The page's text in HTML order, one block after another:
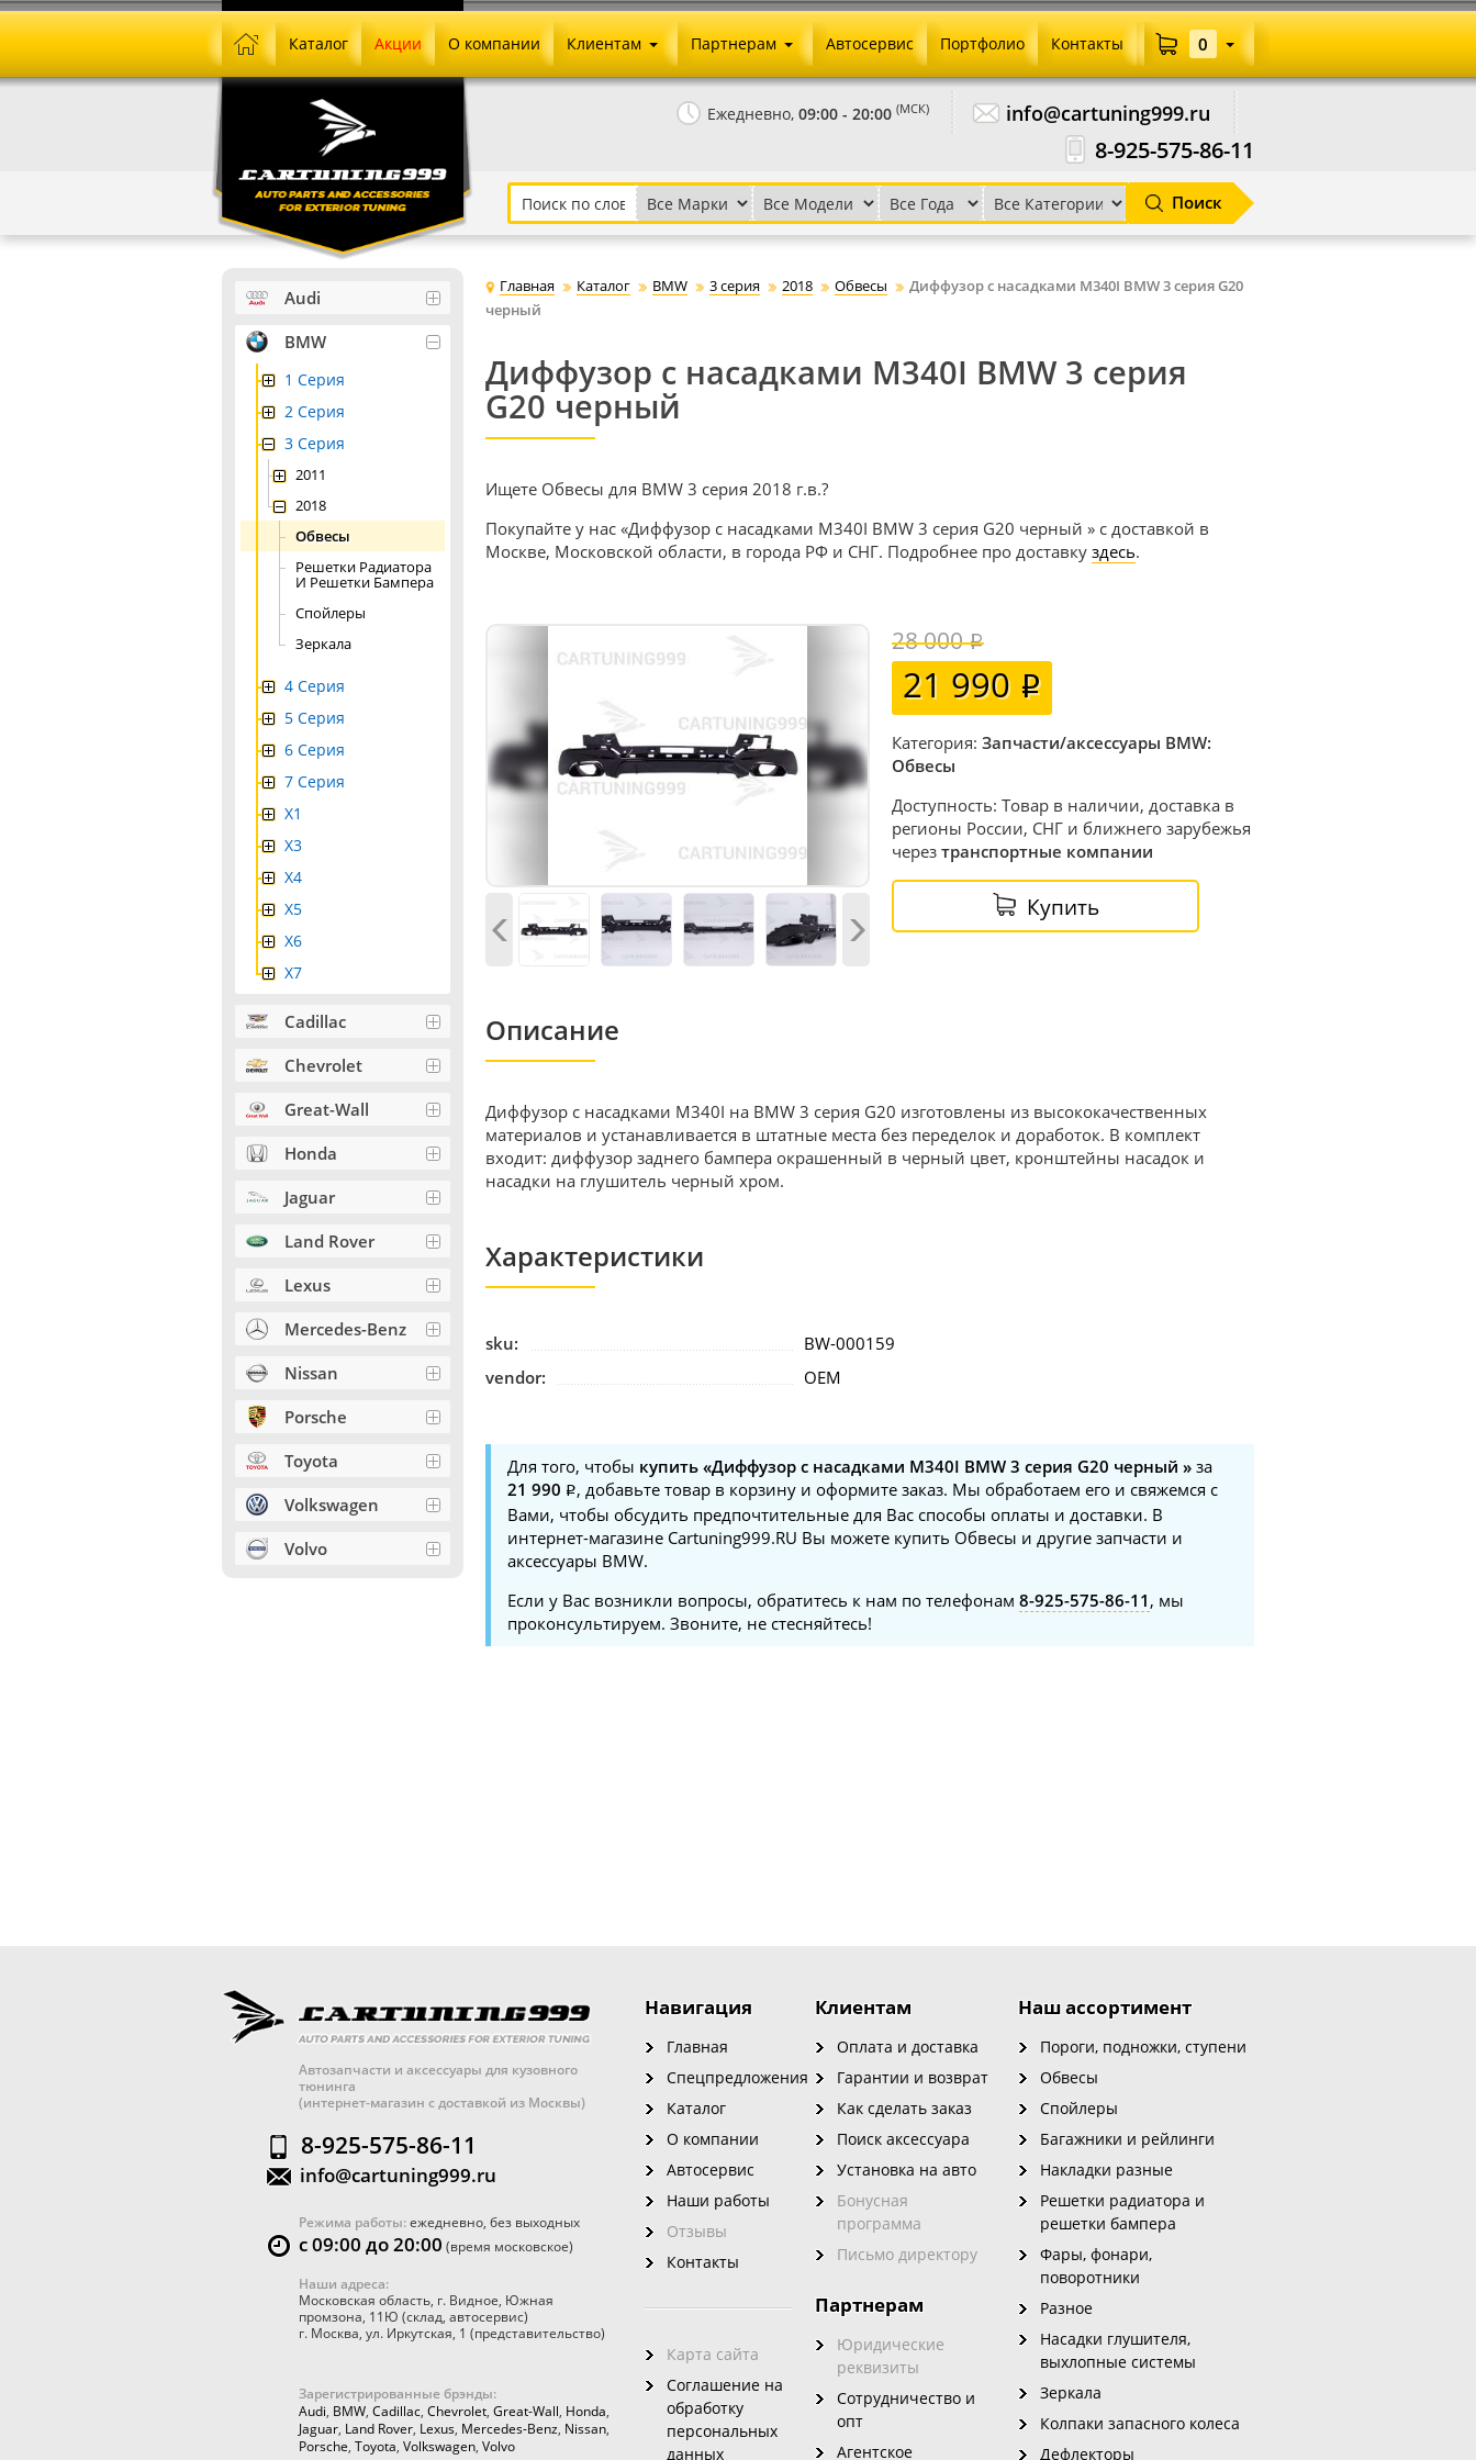
Ежедневно, 09:00 - 20:00 (МСК) info@cartuning999.ru
8-925-575-86-11
Поиск
Каталог Акции О компании Клиентам
Как сделать заказ
Установка на авто
Письмо директору
Партнерам
Агентское вознаграждение
Скачать прайс
Автосервис Портфолио Контакты 0
Главная Каталог BMW 3 серия 2018 Обвесы
Диффузор с насадками M340I BMW 3 серия G20
черный
Диффузор с насадками M340I BMW 3 серия
G20 черный
Ищете Обвесы для BMW 3 серия 2018 г.в.?
Покупайте у нас «Диффузор с насадками M340I BMW 3 серия G20 черный » с доставкой в
Москве, Московской области, в города РФ и СНГ. Подробнее про доставку здесь.
28 000
21 990
Категория: Запчасти/аксессуары BMW:
Обвесы
Доступность: Товар в наличии, доставка в
регионы России, СНГ и ближнего зарубежья
через транспортные компании
Купить
Описание
Диффузор с насадками M340I на BMW 3 серия G20 изготовлены из высококачественных
материалов и устанавливается в штатные места без переделок и доработок. В комплект
входит: диффузор заднего бампера окрашенный в черный цвет, кронштейны насадок и
насадки на глушитель черный хром.
Характеристики
sku:
BW-000159
vendor:
OEM
Для того, чтобы купить «Диффузор с насадками M340I BMW 3 серия G20 черный » за
21 990
, добавьте товар в корзину и оформите заказ. Мы обработаем его и свяжемся с
Вами, чтобы обсудить предпочтительные для Вас способы оплаты и доставки. В
интернет-магазине Cartuning999.RU Вы можете купить Обвесы и другие запчасти и
аксессуары BMW.
Если у Вас возникли вопросы, обратитесь к нам по телефонам 8-925-575-86-11 , мы
проконсультируем. Звоните, не стесняйтесь!
Audi
BMW
1 Серия
2 Серия
3 Серия
2011
2018
Обвесы
Решетки Радиатора
И Решетки Бампера
Спойлеры
Зеркала
4 Серия
5 Серия
6 Серия
7 Серия
X1
X3
X4
Х5
X6
X7
Cadillac
Chevrolet
Great-Wall
Honda
Jaguar
Land Rover
Lexus
Mercedes-Benz
Nissan
Porsche
Toyota
Volkswagen
Volvo
Автозапчасти и аксессуары для кузовного
тюнинга
(интернет-магазин с доставкой из Москвы)
8-925-575-86-11
info@cartuning999.ru
Режима работы:ежедневно, без выходных
с 09:00 до 20:00 (время московское)
Наши адреса:
Московская область, г. Видное, Южная
промзона, 11Ю (склад, автосервис)
г. Москва, ул. Иркутская, 1 (представительство)
Зарегистрированные брэнды:
Audi, BMW, Cadillac, Chevrolet, Great-Wall, Honda,
Jaguar, Land Rover, Lexus, Mercedes-Benz, Nissan,
Porsche, Toyota, Volkswagen, Volvo
Наш ассортимент
Пороги, подножки, ступени
Обвесы
Спойлеры
Багажники и рейлинги
Накладки разные
Решетки радиатора и
решетки бампера
Фары, фонари,
поворотники
Разное
Насадки глушителя,
выхлопные системы
Зеркала
Колпаки запасного колеса
Дефлекторы
Навигация
Главная
Спецпредложения
Каталог
О компании
Автосервис
Наши работы
Отзывы
Контакты
Карта сайта
Соглашение на
обработку
персональных
данных
Клиентам
Оплата и доставка
Гарантии и возврат
Как сделать заказ
Поиск аксессуара
Установка на авто
Бонусная
программа
Письмо директору
Партнерам
Юридические
реквизиты
Сотрудничество и
опт
Агентское